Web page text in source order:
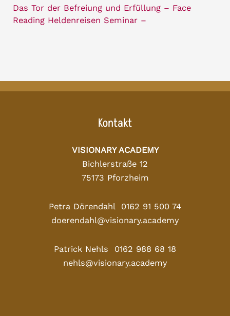
Das Tor der Befreiung und Erfüllung – Face
Reading Heldenreisen Seminar –
Kontakt
VISIONARY ACADEMY
Bichlerstraße 12
75173 Pforzheim
Petra Dörendahl 0162 91 500 74
doerendahl@visionary.academy
Patrick Nehls 0162 988 68 18
nehls@visionary.academy